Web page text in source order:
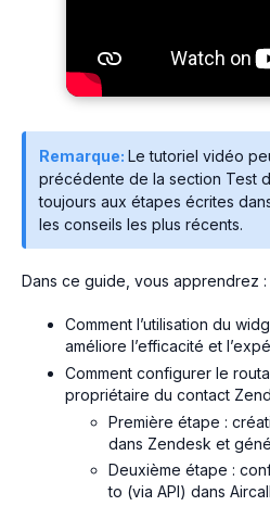
Remarque: Le tutoriel vidéo
précédente de la section Test
toujours aux étapes écrites
les conseils les plus récents.
Dans ce guide, vous apprendrez :
Comment l’utilisation du
améliore l’efficacité et
Comment configurer le
propriétaire du contact
Première étape :
dans Zendesk et
Deuxième étape :
to (via API) dans